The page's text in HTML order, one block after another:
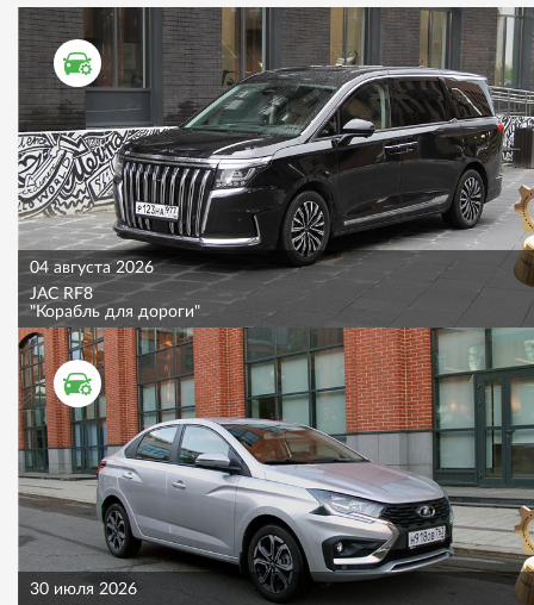
ТЕСТ ДРАЙВ
04 августа 2026
JAC RF8
"Корабль для дороги"
ТЕСТ ДРАЙВ
30 июля 2026